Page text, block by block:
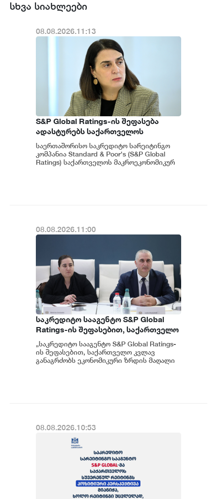
სხვა სიახლეები
08.08.2026.11:13
S&P Global Ratings-ის შეფასება
ადასტურებს საქართველოს
ეკონომიკის მდგრადობასა და
ეროვნული ბანკის პოლიტიკის
ეფექტიანობას - ეკატერინე მიქაბაძე
საერთაშორისო საკრედიტო სარეიტინგო
კომპანია Standard & Poor's (S&P Global
Ratings) საქართველოს მაკროეკონომიკურ
08.08.2026.11:00
საკრედიტო სააგენტო S&P Global
Ratings-ის შეფასებით, საქართველო
კვლავ განაგრძობს ეკონომიკური
ზრდის მაღალი მაჩვენებლებისა და
ჯანსაღი ფისკალური პოლიტიკის
„საკრედიტო სააგენტო S&P Global Ratings-
ის შეფასებით, საქართველო კვლავ
განაგრძობს ეკონომიკური ზრდის მაღალი
08.08.2026.10:53